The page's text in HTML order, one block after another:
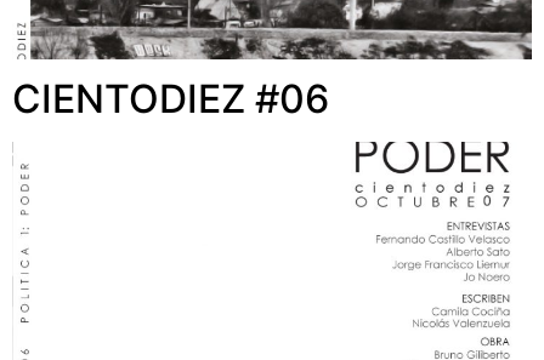
CIENTODIEZ #06